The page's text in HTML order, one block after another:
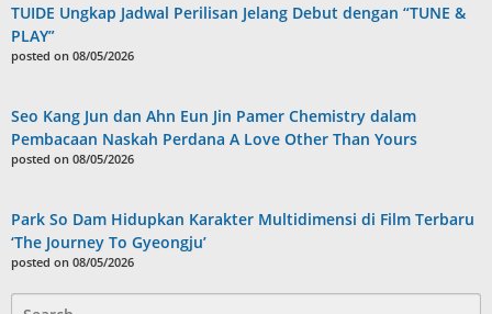
TUIDE Ungkap Jadwal Perilisan Jelang Debut dengan “TUNE &
PLAY”
posted on 08/05/2026
Seo Kang Jun dan Ahn Eun Jin Pamer Chemistry dalam
Pembacaan Naskah Perdana A Love Other Than Yours
posted on 08/05/2026
Park So Dam Hidupkan Karakter Multidimensi di Film Terbaru
‘The Journey To Gyeongju’
posted on 08/05/2026